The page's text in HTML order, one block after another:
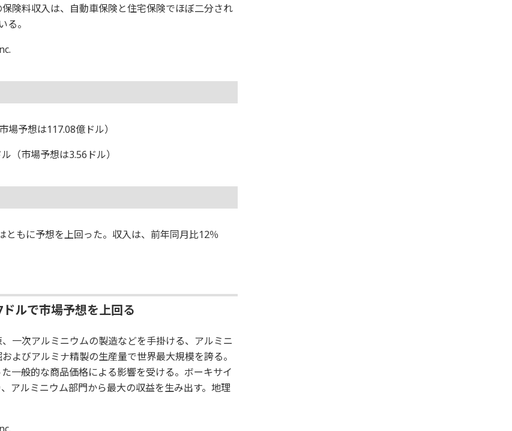
険料収入は、自動車保険と住宅保険でほぼ二分され
。
予想は117.08億ドル）
（市場予想は3.56ドル）
ともに予想を上回った。収入は、前年同月比12％
ルで市場予想を上回る
一次アルミニウムの製造などを手掛ける、アルミニ
よびアルミナ精製の生産量で世界最大規模を誇る。
一般的な商品価格による影響を受ける。ボーキサイ
アルミニウム部門から最大の収益を生み出す。地理